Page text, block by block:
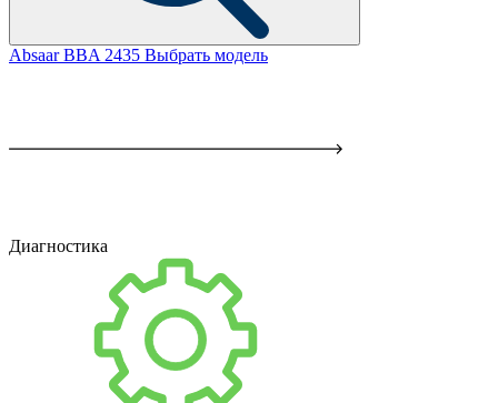
Absaar BBA 2435 Выбрать модель
Диагностика